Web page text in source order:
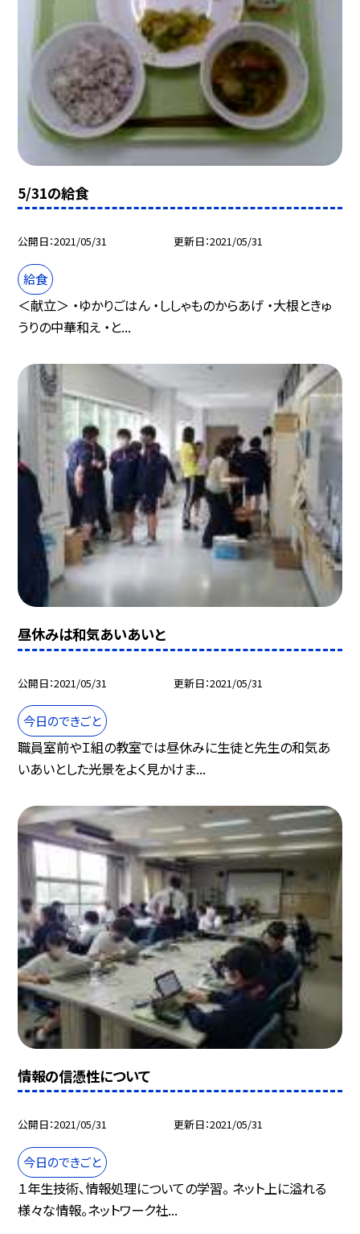
5/31の給食
公開日 2021/05/31 更新日 2021/05/31
給食
＜献立＞ ・ゆかりごはん ・ししゃものからあげ ・大根ときゅ
うりの中華和え ・と...
昼休みは和気あいあいと
公開日 2021/05/31 更新日 2021/05/31
今日のできごと
職員室前やＩ組の教室では昼休みに生徒と先生の和気あ
いあいとした光景をよく見かけま...
情報の信憑性について
公開日 2021/05/31 更新日 2021/05/31
今日のできごと
１年生技術、情報処理についての学習。 ネット上に溢れる
様々な情報。ネットワーク社...